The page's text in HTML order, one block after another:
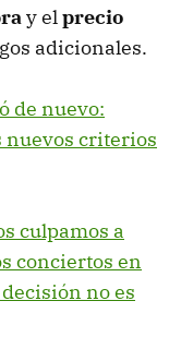
y el precio
adicionales.
de nuevo:
criterios
culpamos a
conciertos en
no es